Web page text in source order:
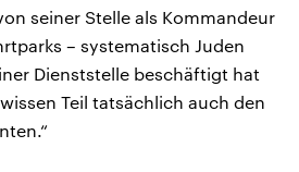
seiner Stelle als Kommandeur
– systematisch Juden
Dienststelle beschäftigt hat
Teil tatsächlich auch den